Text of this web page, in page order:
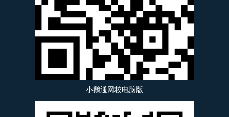
小鹅通网校电脑版